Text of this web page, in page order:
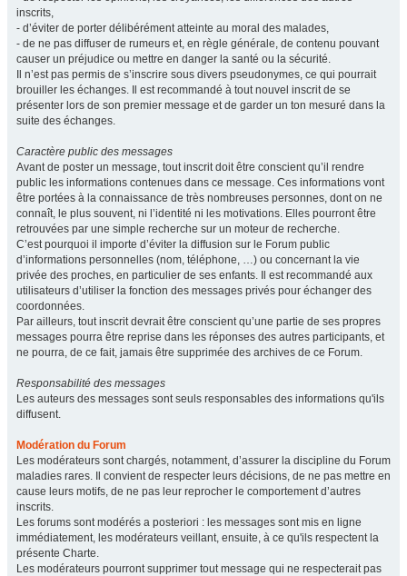
inscrits,
- d’éviter de porter délibérément atteinte au moral des malades,
- de ne pas diffuser de rumeurs et, en règle générale, de contenu pouvant
causer un préjudice ou mettre en danger la santé ou la sécurité.
Il n’est pas permis de s’inscrire sous divers pseudonymes, ce qui pourrait
brouiller les échanges. Il est recommandé à tout nouvel inscrit de se
présenter lors de son premier message et de garder un ton mesuré dans la
suite des échanges.
Caractère public des messages
Avant de poster un message, tout inscrit doit être conscient qu’il rendre
public les informations contenues dans ce message. Ces informations vont
être portées à la connaissance de très nombreuses personnes, dont on ne
connaît, le plus souvent, ni l’identité ni les motivations. Elles pourront être
retrouvées par une simple recherche sur un moteur de recherche.
C’est pourquoi il importe d’éviter la diffusion sur le Forum public
d’informations personnelles (nom, téléphone, …) ou concernant la vie
privée des proches, en particulier de ses enfants. Il est recommandé aux
utilisateurs d’utiliser la fonction des messages privés pour échanger des
coordonnées.
Par ailleurs, tout inscrit devrait être conscient qu’une partie de ses propres
messages pourra être reprise dans les réponses des autres participants, et
ne pourra, de ce fait, jamais être supprimée des archives de ce Forum.
Responsabilité des messages
Les auteurs des messages sont seuls responsables des informations qu'ils
diffusent.
Modération du Forum
Les modérateurs sont chargés, notamment, d’assurer la discipline du Forum
maladies rares. Il convient de respecter leurs décisions, de ne pas mettre en
cause leurs motifs, de ne pas leur reprocher le comportement d’autres
inscrits.
Les forums sont modérés a posteriori : les messages sont mis en ligne
immédiatement, les modérateurs veillant, ensuite, à ce qu'ils respectent la
présente Charte.
Les modérateurs pourront supprimer tout message qui ne respecterait pas